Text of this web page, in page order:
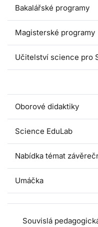
Bakalářské programy
Magisterské programy
Učitelství science pro
Oborové didaktiky
Science EduLab
Nabídka témat
Umáčka
Souvislá